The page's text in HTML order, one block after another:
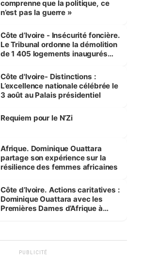
comprenne que la politique, ce
n’est pas la guerre »
Côte d’Ivoire - Insécurité foncière.
Le Tribunal ordonne la démolition
de 1 405 logements inaugurés
Bassam
Côte d'Ivoire- Distinctions :
L’excellence nationale célébrée le
3 août au Palais présidentiel
Requiem pour le N’Zi
Afrique. Dominique Ouattara
partage son expérience sur la
résilience des femmes africaines
Côte d’Ivoire. Actions caritatives :
Dominique Ouattara avec les
Premières Dames d’Afrique à
PUBLICITÉ